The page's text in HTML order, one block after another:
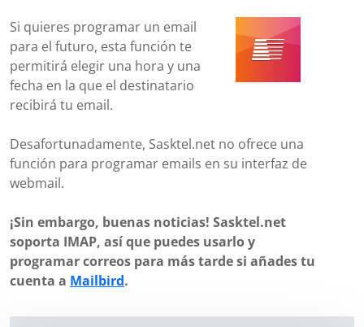
Si quieres programar un email
para el futuro, esta función te
permitirá elegir una hora y una
fecha en la que el destinatario
recibirá tu email.
Desafortunadamente, Sasktel.net no ofrece una
función para programar emails en su interfaz de
webmail.
¡Sin embargo, buenas noticias! Sasktel.net
soporta IMAP, así que puedes usarlo y
programar correos para más tarde si añades tu
cuenta a Mailbird.